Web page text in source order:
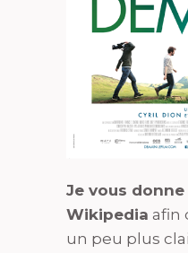
Je vous
Wikipedia afin
un peu plus